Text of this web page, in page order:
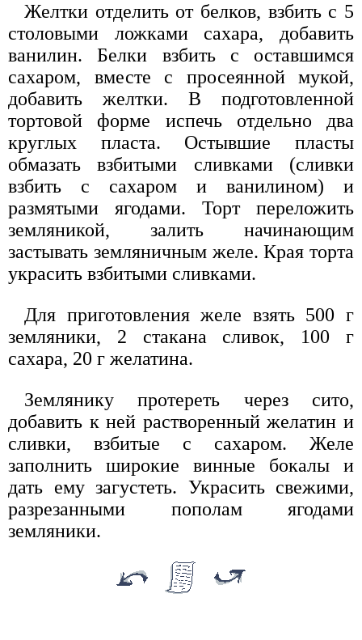
Желтки отделить от белков, взбить с 5
столовыми ложками сахара, добавить
ванилин. Белки взбить с оставшимся
сахаром, вместе с просеянной мукой,
добавить желтки. В подготовленной
тортовой форме испечь отдельно два
круглых пласта. Остывшие пласты
обмазать взбитыми сливками (сливки
взбить с сахаром и ванилином) и
размятыми ягодами. Торт переложить
земляникой, залить начинающим
застывать земляничным желе. Края торта
украсить взбитыми сливками.
Для приготовления желе взять 500 г
земляники, 2 стакана сливок, 100 г
сахара, 20 г желатина.
Землянику протереть через сито,
добавить к ней растворенный желатин и
сливки, взбитые с сахаром. Желе
заполнить широкие винные бокалы и
дать ему загустеть. Украсить свежими,
разрезанными пополам ягодами
земляники.